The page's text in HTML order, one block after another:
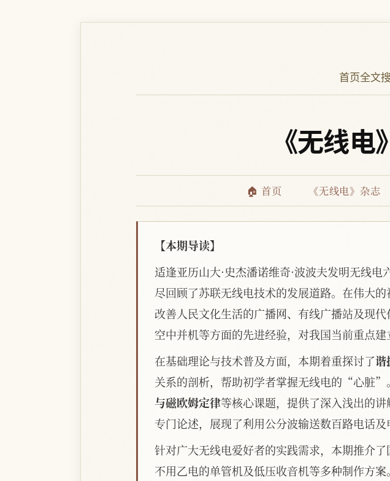
首页全文
《无线
🏠 首页 《无线电》杂志
【本期导读】
适逢亚历山大·史杰潘诺维奇·波波夫发明无线
尽回顾了苏联无线电技术的发展道路。在伟大
改善人民文化生活的广播网、有线广播站及现
空中并机等方面的先进经验，对我国当前重点
在基础理论与技术普及方面，本期着重探讨了谐
关系的剖析，帮助初学者掌握无线电的“心脏”
与磁欧姆定律等核心课题，提供了深入浅出的
专门论述，展现了利用公分波输送数百路电话及
针对广大无线电爱好者的实践需求，本期推介
不用乙电的单管机及低压收音机等多种制作方